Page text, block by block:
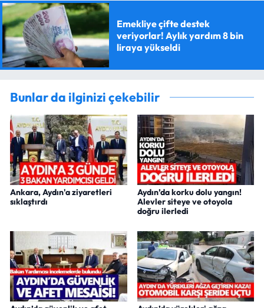
Emekliye çifte destek
veriyorlar! Aylık yardım 8 bin
liraya yükseldi
Bunlar da ilginizi çekebilir
Ankara, Aydın'a ziyaretleri
sıklaştırdı
Aydın’da korku dolu yangın!
Alevler siteye ve otoyola
doğru ilerledi